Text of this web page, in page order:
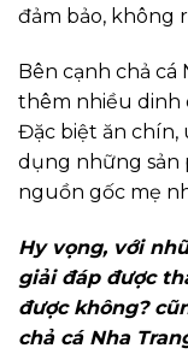
đảm bảo, không
Bên cạnh chả cá
thêm nhiều dinh
Đặc biệt ăn chín,
dụng những sản
nguồn gốc mẹ
Hy vọng, với
giải đáp được
được không?
chả cá Nha